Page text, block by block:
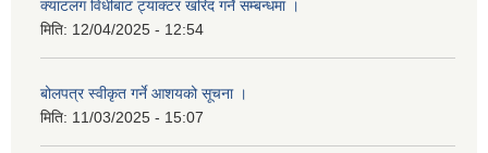
क्याटलग विधीबाट ट्याक्टर खरिद गर्ने सम्बन्धमा ।
मिति: 12/04/2025 - 12:54
बोलपत्र स्वीकृत गर्ने आशयको सूचना ।
मिति: 11/03/2025 - 15:07